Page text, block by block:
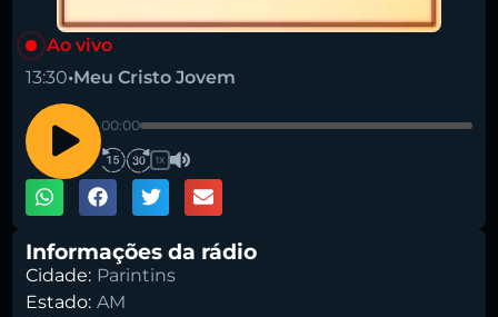
Buscar rádio
Ao vivo
13:30•Meu Cristo Jovem
00:00
1X
Informações da rádio
Cidade: Parintins
Estado: AM